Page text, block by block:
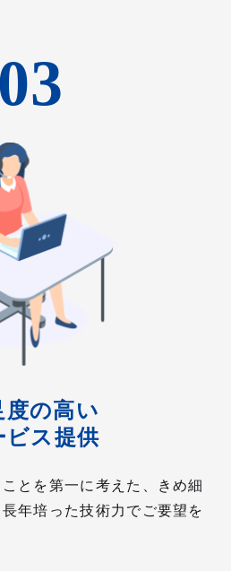
03
度の高い
ビス提供
とを第一に考えた、きめ細
年培った技術力でご要望を